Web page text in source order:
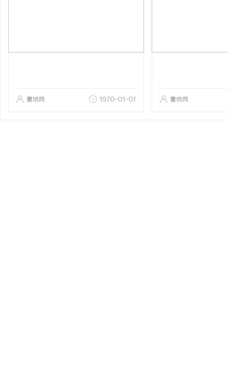
塞纳网 1970-01-01 塞纳网